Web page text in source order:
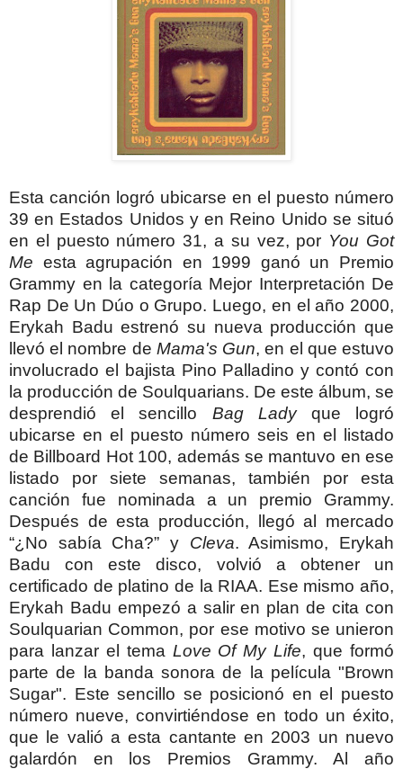
Esta canción logró ubicarse en el puesto número
39 en Estados Unidos y en Reino Unido se situó
en el puesto número 31, a su vez, por You Got
Me esta agrupación en 1999 ganó un Premio
Grammy en la categoría Mejor Interpretación De
Rap De Un Dúo o Grupo. Luego, en el año 2000,
Erykah Badu estrenó su nueva producción que
llevó el nombre de Mama's Gun, en el que estuvo
involucrado el bajista Pino Palladino y contó con
la producción de Soulquarians. De este álbum, se
desprendió el sencillo Bag Ladyque logró
ubicarse en el puesto número seis en el listado
de Billboard Hot 100, además se mantuvo en ese
listado por siete semanas, también por esta
canción fue nominada a un premio Grammy.
Después de esta producción, llegó al mercado
“¿No sabía Cha?” y Cleva. Asimismo, Erykah
Badu con este disco, volvió a obtener un
certificado de platino de la RIAA. Ese mismo año,
Erykah Badu empezó a salir en plan de cita con
Soulquarian Common, por ese motivo se unieron
para lanzar el tema Love Of My Life, que formó
parte de la banda sonora de la película "Brown
Sugar". Este sencillo se posicionó en el puesto
número nueve, convirtiéndose en todo un éxito,
que le valió a esta cantante en 2003 un nuevo
galardón en los Premios Grammy.Al año